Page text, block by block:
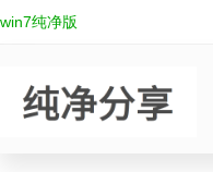
win7纯净版